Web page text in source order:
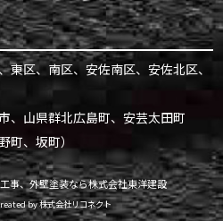
東区、南区、安佐南区、安佐北区、
、山県群北広島町、安芸太田町
、坂町）
事、外壁塗装なら株式会社東洋建設
by株式会社リコネクト